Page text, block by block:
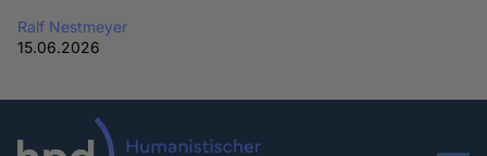
Ralf Nestmeyer
15.06.2026